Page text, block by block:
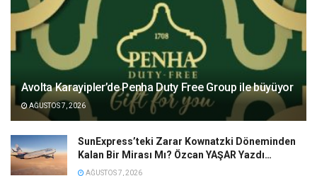
Avolta Karayipler’de Penha Duty Free Group ile büyüyor
AĞUSTOS 7, 2026
SunExpress’teki Zarar Kownatzki Döneminden
Kalan Bir Mirası Mı? Özcan YAŞAR Yazdı…
AĞUSTOS 7, 2026